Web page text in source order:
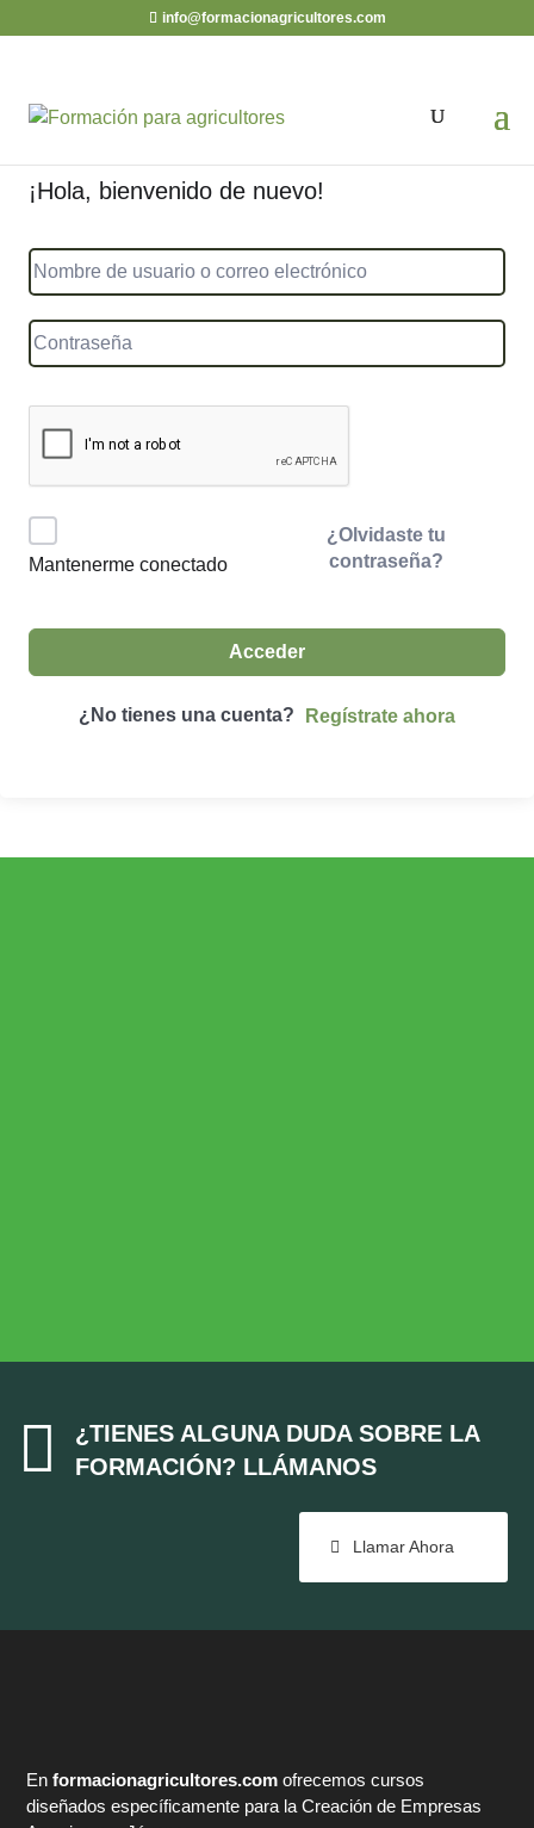
info@formacionagricultores.com
¡Hola, bienvenido de nuevo!
Mantenerme conectado
¿Olvidaste tu
contraseña?
Acceder
¿No tienes una cuenta? Regístrate ahora

¿TIENES ALGUNA DUDA SOBRE LA
FORMACIÓN? LLÁMANOS
Llamar Ahora
Enformacionagricultores.com ofrecemos cursos
diseñados específicamente para la Creación de Empresas